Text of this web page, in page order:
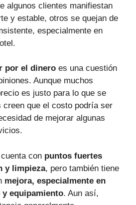
algunos clientes manifiestan
y estable, otros se quejan de
especialmente en
por el dinero es una cuestión
Aunque muchos
es justo para lo que se
creen que el costo podría ser
de mejorar algunas
con puntos fuertes
y limpieza, pero también tiene
mejora, especialmente en
equipamiento. Aun así,